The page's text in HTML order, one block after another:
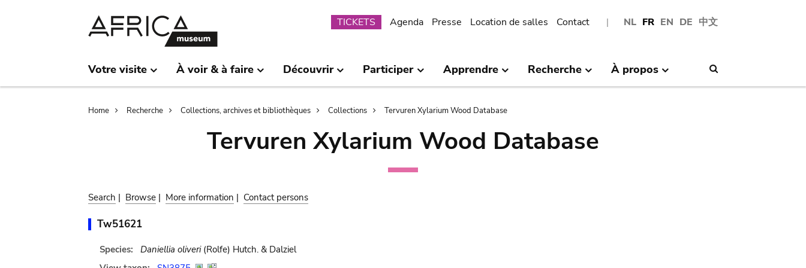
NL FR EN DE 中文
Submenu
TICKETS Agenda Presse Location de salles Contact
Votre visite À voir & à faire Découvrir Participer Apprendre Recherche À propos
Breadcrumb
Home Recherche Collections, archives et bibliothèques Collections Tervuren Xylarium Wood Database
Tervuren Xylarium Wood Database
Search | Browse | More information | Contact persons
Tw51621
Species: Daniellia oliveri(Rolfe) Hutch. & Dalziel